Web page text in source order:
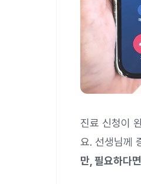
진료 신청이
요. 선생님께
만, 필요하다